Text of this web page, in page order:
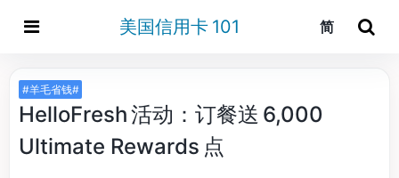
美国信用卡 101 简
#羊毛省钱#
HelloFresh 活动：订餐送 6,000
Ultimate Rewards 点